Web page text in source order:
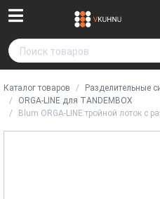
Каталог товаров
Разделительные
ORGA-LINE для TANDEMBOX
Blum ORGA-LINE тройной лоток с